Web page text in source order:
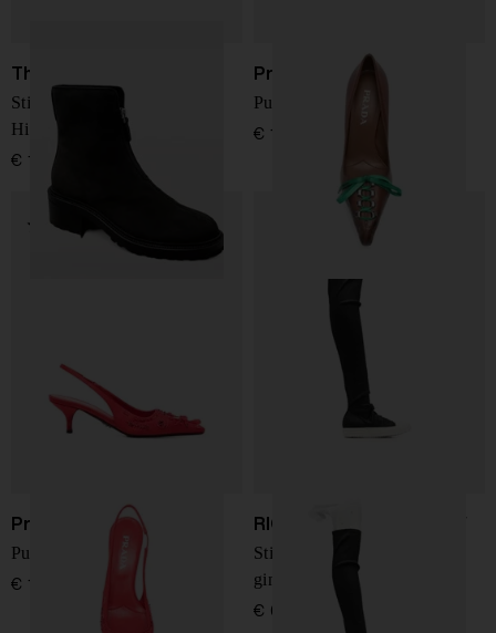
The Row
Stivali in pelle scamosciata
Hike
€ 1.810,00
Prada
Pumps in pelle
€ 1.250,00
Prada
Pumps slingback ricamati
€ 1.550,00
RICK OWENS DRKSHDW
Stivali in denim sopra il
ginocchio
€ 690,00